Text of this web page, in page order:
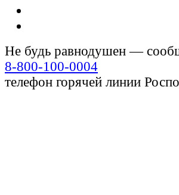
Не будь равнодушен —
8-800-100-0004
телефон горячей линии